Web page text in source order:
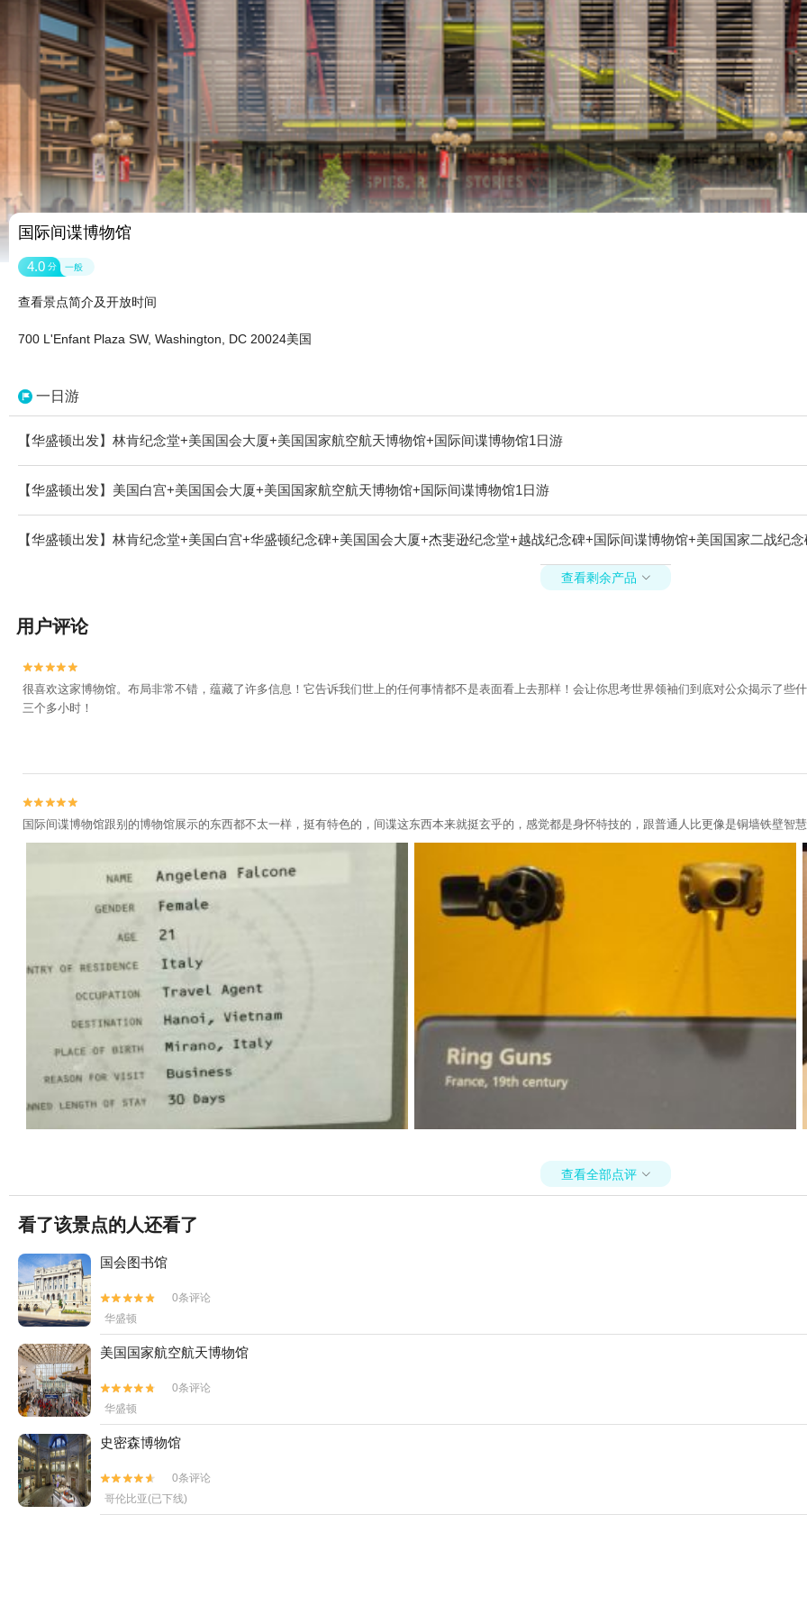
国际间谍博物馆
4.0 分 一般
查看景点简介及开放时间
700 L'Enfant Plaza SW, Washington, DC 20024美国
一日游
【华盛顿出发】林肯纪念堂+美国国会大厦+美国国家航空航天博物馆+国际间谍博物馆1日游
【华盛顿出发】美国白宫+美国国会大厦+美国国家航空航天博物馆+国际间谍博物馆1日游
【华盛顿出发】林肯纪念堂+美国白宫+华盛顿纪念碑+美国国会大厦+杰斐逊纪念堂+越战纪念碑+国际间谍博物馆+美国国家二战纪
查看剩余产品 
用户评论


很喜欢这家博物馆。布局非常不错，蕴藏了许多信息！它告诉我们世上的任何事情都不是表面看上去那样！会让你思考世界领袖们到底对公众揭示了些
三个多小时！


国际间谍博物馆跟别的博物馆展示的东西都不太一样，挺有特色的，间谍这东西本来就挺玄乎的，感觉都是身怀特技的，跟普通人比更像是铜墙铁壁智
查看全部点评 
看了该景点的人还看了
国会图书馆


0条评论
华盛顿
美国国家航空航天博物馆


0条评论
华盛顿
史密森博物馆


0条评论
哥伦比亚(已下线)